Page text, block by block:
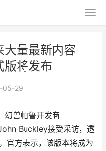
大量最新内容
版将发布
05-29
幻兽帕鲁开发商
Buckley接受采访，透
官方表示，该版本将成为